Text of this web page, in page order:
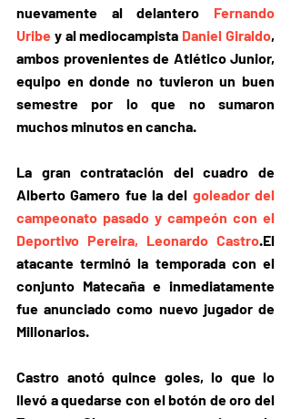
nuevamente al delantero Fernando
Uribe y al mediocampista Daniel Giraldo,
ambos provenientes de Atlético Junior,
equipo en donde no tuvieron un buen
semestre por lo que no sumaron
muchos minutos en cancha.
La gran contratación del cuadro de
Alberto Gamero fue la del goleador del
campeonato pasado y campeón con el
Deportivo Pereira, Leonardo Castro.El
atacante terminó la temporada con el
conjunto Matecaña e inmediatamente
fue anunciado como nuevo jugador de
Millonarios.
Castro anotó quince goles, lo que lo
llevó a quedarse con el botón de oro del